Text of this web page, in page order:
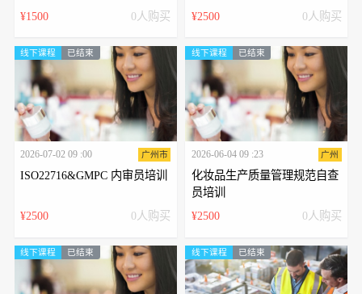
¥1500
0人购买
¥2500
0人购买
线下课程 已结束
2026-07-02 09 :00 广州市
ISO22716&GMPC 内审员培训
¥2500 0人购买
线下课程 已结束
2026-06-04 09 :23 广州
化妆品生产质量管理规范自查
员培训
¥2500
0人购买
线下课程 已结束 线下课程 已结束